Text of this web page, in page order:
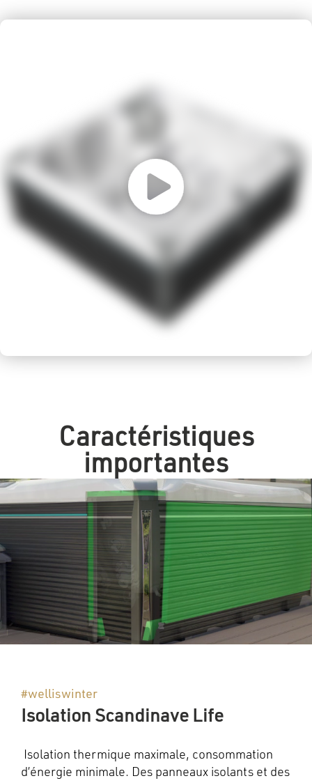
Caractéristiques
importantes
#welliswinter
Isolation Scandinave Life
Isolation thermique maximale, consommation
d’énergie minimale. Des panneaux isolants et des